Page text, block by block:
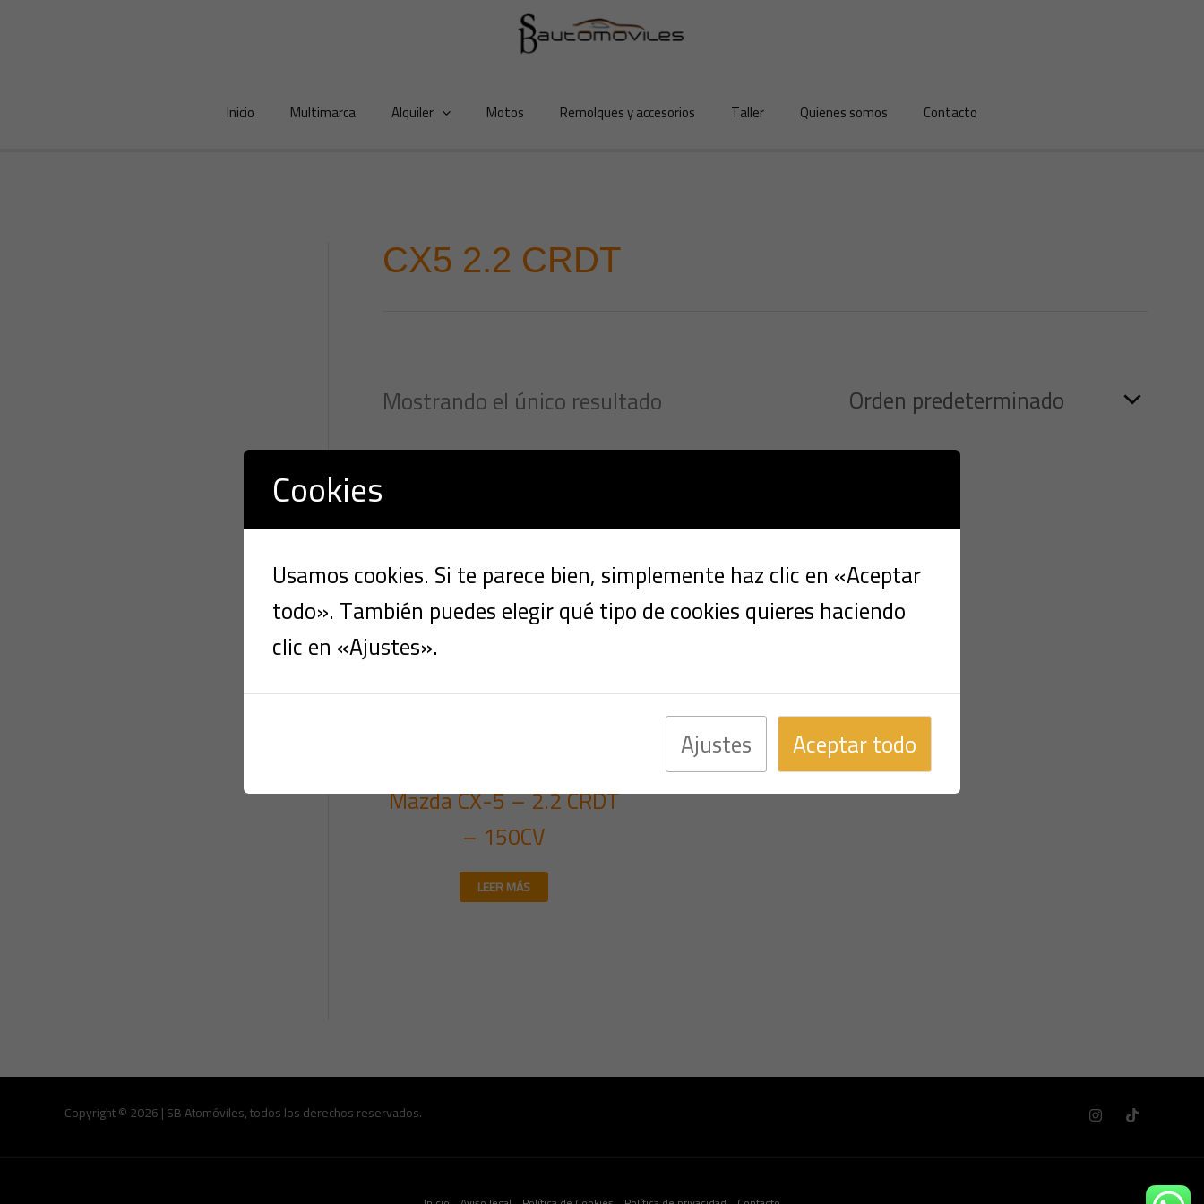
Inicio Multimarca Alquiler Motos Remolques y accesorios Taller Quienes somos Contacto
CX5 2.2 CRDT
Mostrando el único resultado
Mazda CX-5 – 2.2 CRDT
– 150CV
LEER MÁS
Copyright © 2026 | SB Atomóviles, todos los derechos reservados.
Cookies
Usamos cookies. Si te parece bien, simplemente haz clic en «Aceptar
todo». También puedes elegir qué tipo de cookies quieres haciendo
clic en «Ajustes».
Ajustes Aceptar todo